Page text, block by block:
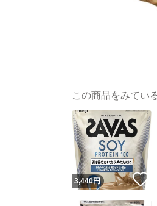
この商品をみてい
3,440円